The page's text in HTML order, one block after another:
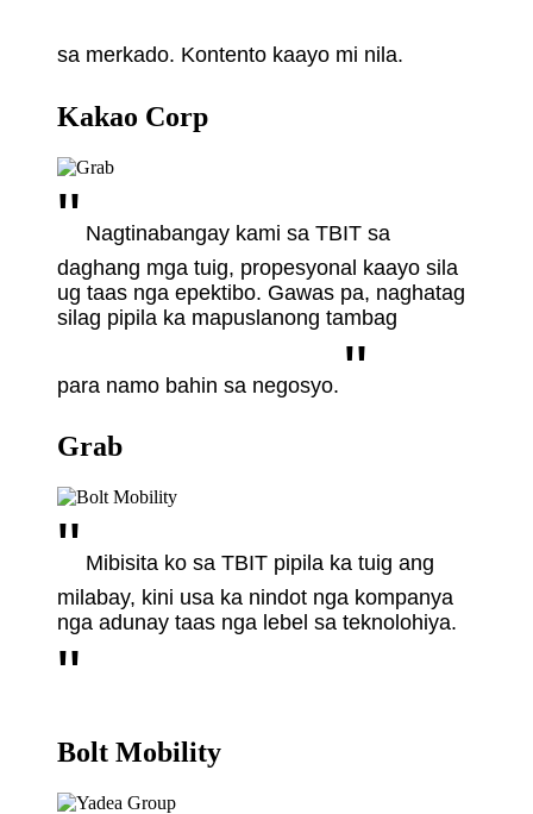
sa merkado. Kontento kaayo mi nila.
Kakao Corp
" Nagtinabangay kami sa TBIT sa
daghang mga tuig, propesyonal kaayo sila
ug taas nga epektibo. Gawas pa, naghatag
silag pipila ka mapuslanong tambag
para namo bahin sa negosyo. "
Grab
" Mibisita ko sa TBIT pipila ka tuig ang
milabay, kini usa ka nindot nga kompanya
nga adunay taas nga lebel sa teknolohiya.
"
Bolt Mobility